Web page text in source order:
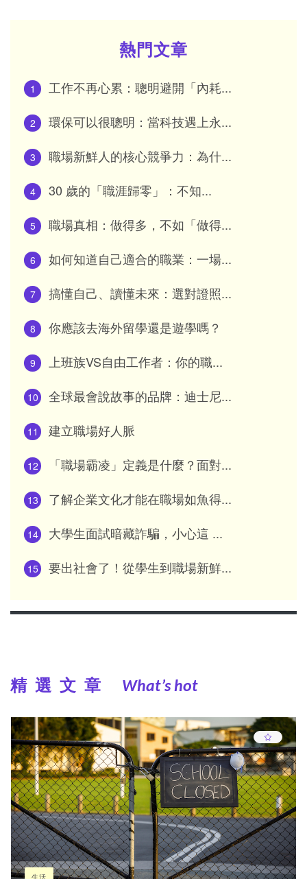
熱門文章
1 工作不再心累：聰明避開「內耗...
2 環保可以很聰明：當科技遇上永...
3 職場新鮮人的核心競爭力：為什...
4 30 歲的「職涯歸零」：不知...
5 職場真相：做得多，不如「做得...
6 如何知道自己適合的職業：一場...
7 搞懂自己、讀懂未來：選對證照...
8 你應該去海外留學還是遊學嗎？
9 上班族VS自由工作者：你的職...
10 全球最會說故事的品牌：迪士尼...
11 建立職場好人脈
12 「職場霸凌」定義是什麼？面對...
13 了解企業文化才能在職場如魚得...
14 大學生面試暗藏詐騙，小心這 ...
15 要出社會了！從學生到職場新鮮...
精選文章 What’s hot
生活